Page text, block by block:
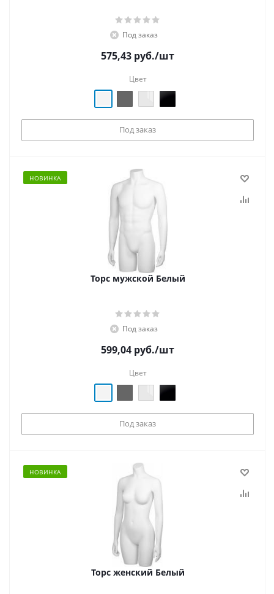
Под заказ
575,43 руб./шт
Цвет
Под заказ
НОВИНКА
Торс мужской Белый
Под заказ
599,04 руб./шт
Цвет
Под заказ
НОВИНКА
Торс женский Белый